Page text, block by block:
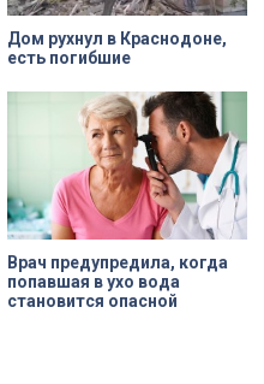
Дом рухнул в Краснодоне,
есть погибшие
Врач предупредила, когда
попавшая в ухо вода
становится опасной